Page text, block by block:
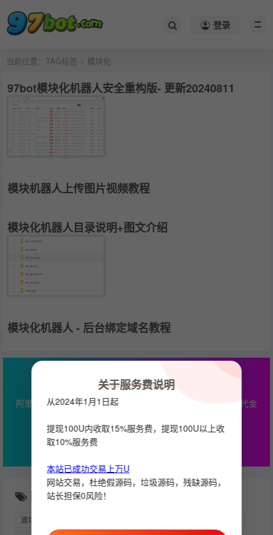
登录
当前位置： TAG标签 > 模块化
97bot模块化机器人安全重构版- 更新20240811
模块机器人上传图片视频教程
模块化机器人目录说明+图文介绍
模块化机器人 - 后台绑定域名教程
最高￥2000云产品通用代金券
阿里云专属优惠，本站服务器推荐，最高￥2000云产品通用代金
随机推荐
波场官方
关于服务费说明
从2024年1月1日起
提现100U内收取15%服务费，提现100U以上收
取10%服务费
本站已成功交易上万U
网站交易，杜绝假源码，垃圾源码，残缺源码，
站长担保0风险！